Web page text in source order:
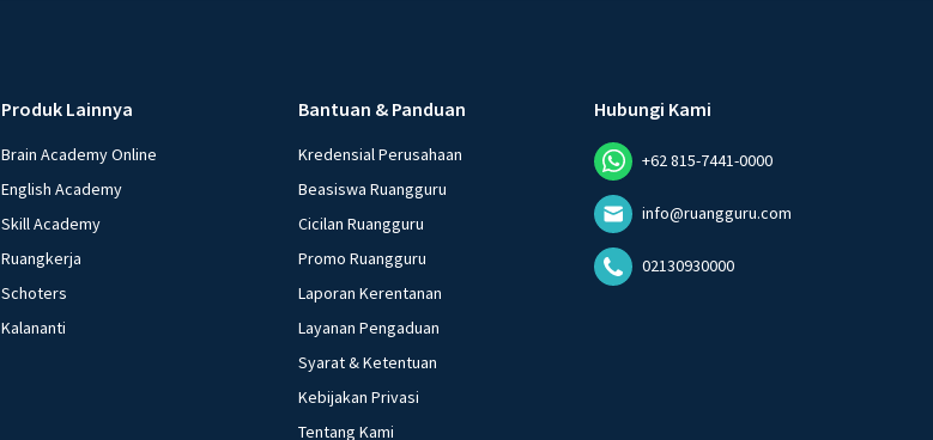
Produk Lainnya
Brain Academy Online
English Academy
Skill Academy
Ruangkerja
Schoters
Kalananti
Bantuan & Panduan
Kredensial Perusahaan
Beasiswa Ruangguru
Cicilan Ruangguru
Promo Ruangguru
Laporan Kerentanan
Layanan Pengaduan
Syarat & Ketentuan
Kebijakan Privasi
Tentang Kami
Hubungi Kami
+62 815-7441-0000
info@ruangguru.com
02130930000